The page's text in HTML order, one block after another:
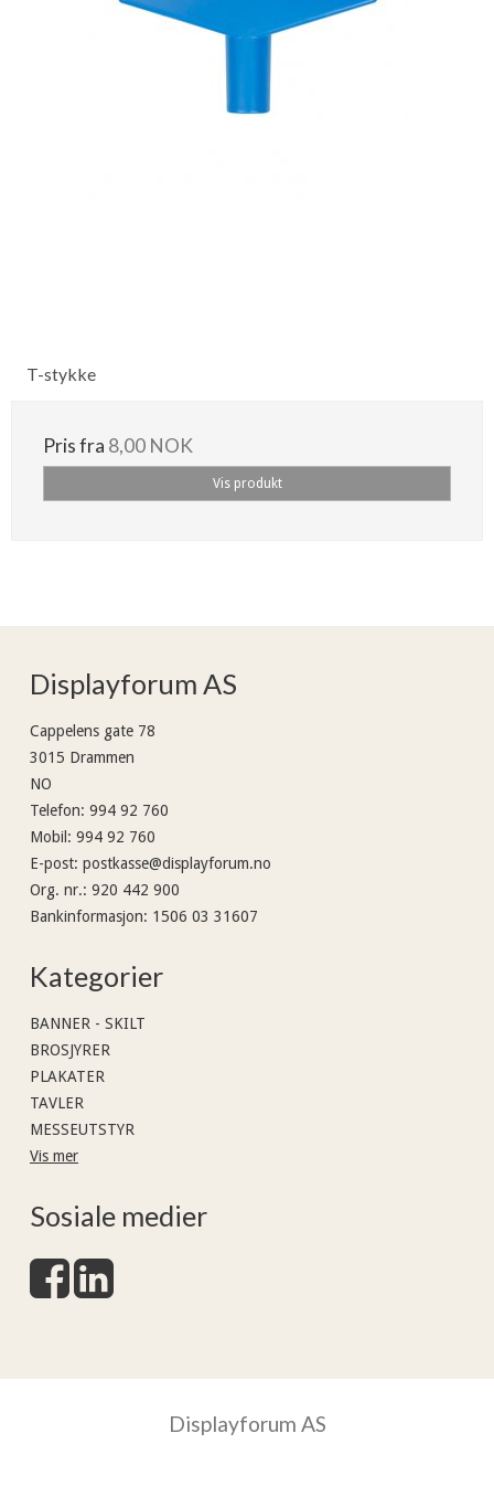
T-stykke
Pris fra 8,00 NOK
Vis produkt
Displayforum AS
Cappelens gate 78
3015 Drammen
NO
Telefon: 994 92 760
Mobil : 994 92 760
E-post: postkasse@displayforum.no
Org. nr.: 920 442 900
Bankinformasjon: 1506 03 31607
Kategorier
BANNER - SKILT
BROSJYRER
PLAKATER
TAVLER
MESSEUTSTYR
Vis mer
Sosiale medier
Displayforum AS